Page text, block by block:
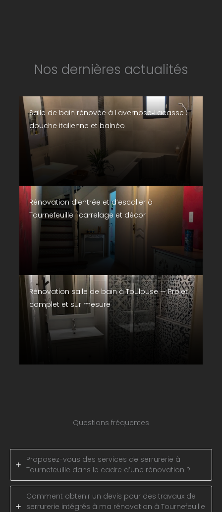
Nos dernières actualités
Salle de bain rénovée à Lavernose‑Lacasse :
douche italienne et balnéo
Rénovation d’entrée et d’escalier à
Tournefeuille : carrelage et décor
Rénovation salle de bain à Toulouse — Projet
complet et sur mesure
Questions fréquentes
Proposez-vous des services de serrurerie à
Tournefeuille dans le cadre d’une rénovation ?
Comment obtenir un devis pour des travaux de
serrurerie intégrés à ma rénovation à Tournefeuille